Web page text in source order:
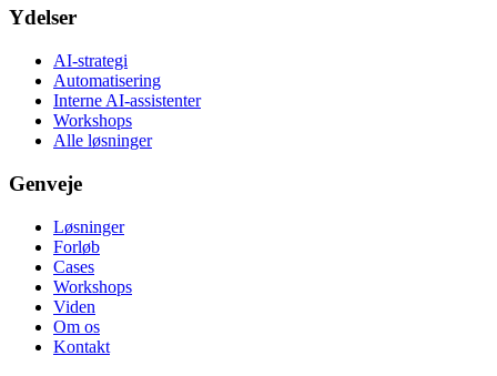
Ydelser
AI-strategi
Automatisering
Interne AI-assistenter
Workshops
Alle løsninger
Genveje
Løsninger
Forløb
Cases
Workshops
Viden
Om os
Kontakt